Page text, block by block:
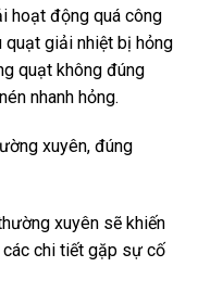
hoạt động quá công
quạt giải nhiệt bị hỏng
quạt không đúng
nhanh hỏng.
xuyên, đúng
xuyên sẽ khiến
chi tiết gặp sự cố